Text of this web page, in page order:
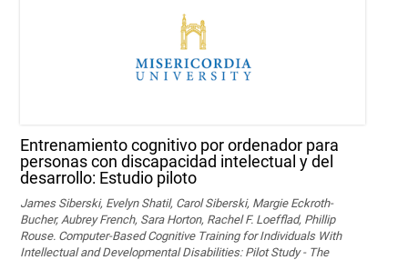
Entrenamiento cognitivo por ordenador para
personas con discapacidad intelectual y del
desarrollo: Estudio piloto
James Siberski, Evelyn Shatil, Carol Siberski, Margie Eckroth-
Bucher, Aubrey French, Sara Horton, Rachel F. Loefflad, Phillip
Rouse. Computer-Based Cognitive Training for Individuals With
Intellectual and Developmental Disabilities: Pilot Study - The